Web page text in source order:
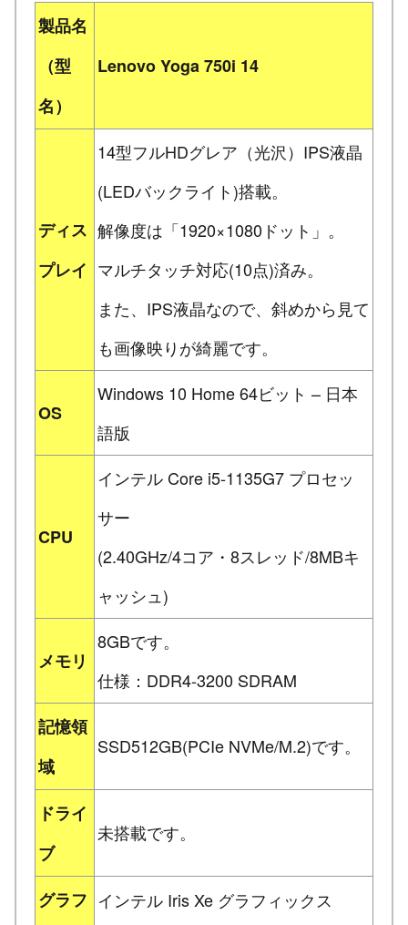
製品名
（型
名）
Lenovo Yoga 750i 14
ディス
プレイ
14型フルHDグレア（光沢）IPS液晶
(LEDバックライト)搭載。
解像度は「1920×1080ドット」。
マルチタッチ対応(10点)済み。
また、IPS液晶なので、斜めから見て
も画像映りが綺麗です。
OS
Windows 10 Home 64ビット – 日本
語版
CPU
インテル Core i5-1135G7 プロセッ
サー
(2.40GHz/4コア・8スレッド/8MBキ
ャッシュ)
メモリ
8GBです。
仕様：DDR4-3200 SDRAM
記憶領
域
SSD512GB(PCIe NVMe/M.2)です。
ドライ
ブ
未搭載です。
グラフ インテル Iris Xe グラフィックス